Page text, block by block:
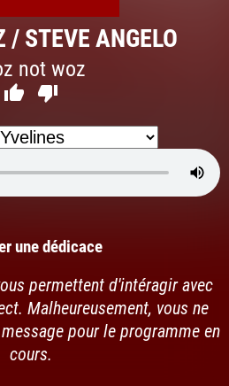
/ STEVE ANGELO
not woz
 
une dédicace
permettent d'intéragir avec
Malheureusement, vous ne
pour le programme en
cours.